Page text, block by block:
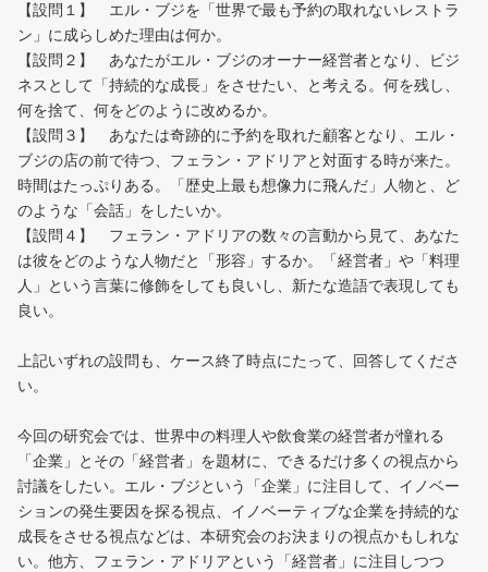
【設問１】 エル・ブジを「世界で最も予約の取れないレストラ
ン」に成らしめた理由は何か。
【設問２】 あなたがエル・ブジのオーナー経営者となり、ビジ
ネスとして「持続的な成長」をさせたい、と考える。何を残し、
何を捨て、何をどのように改めるか。
【設問３】 あなたは奇跡的に予約を取れた顧客となり、エル・
ブジの店の前で待つ、フェラン・アドリアと対面する時が来た。
時間はたっぷりある。「歴史上最も想像力に飛んだ」人物と、ど
のような「会話」をしたいか。
【設問４】 フェラン・アドリアの数々の言動から見て、あなた
は彼をどのような人物だと「形容」するか。「経営者」や「料理
人」という言葉に修飾をしても良いし、新たな造語で表現しても
良い。
上記いずれの設問も、ケース終了時点にたって、回答してくださ
い。
今回の研究会では、世界中の料理人や飲食業の経営者が憧れる
「企業」とその「経営者」を題材に、できるだけ多くの視点から
討議をしたい。エル・ブジという「企業」に注目して、イノベー
ションの発生要因を探る視点、イノベーティブな企業を持続的な
成長をさせる視点などは、本研究会のお決まりの視点かもしれな
い。他方、フェラン・アドリアという「経営者」に注目しつつ